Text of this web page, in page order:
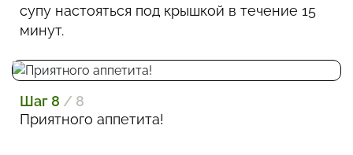
супу настояться под крышкой в течение 15
минут.
Шаг 8 / 8
Приятного аппетита!